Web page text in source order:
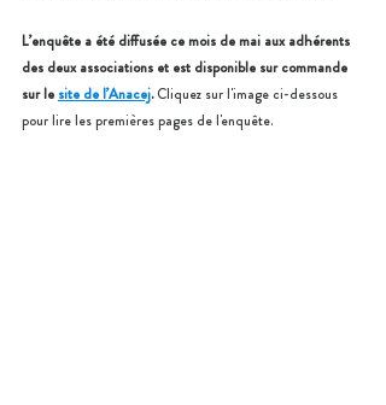
L’enquête a été diffusée ce mois de mai aux adhérents
des deux associations et est disponible sur commande
sur le site de l’Anacej. Cliquez sur l'image ci-dessous
pour lire les premières pages de l'enquête.